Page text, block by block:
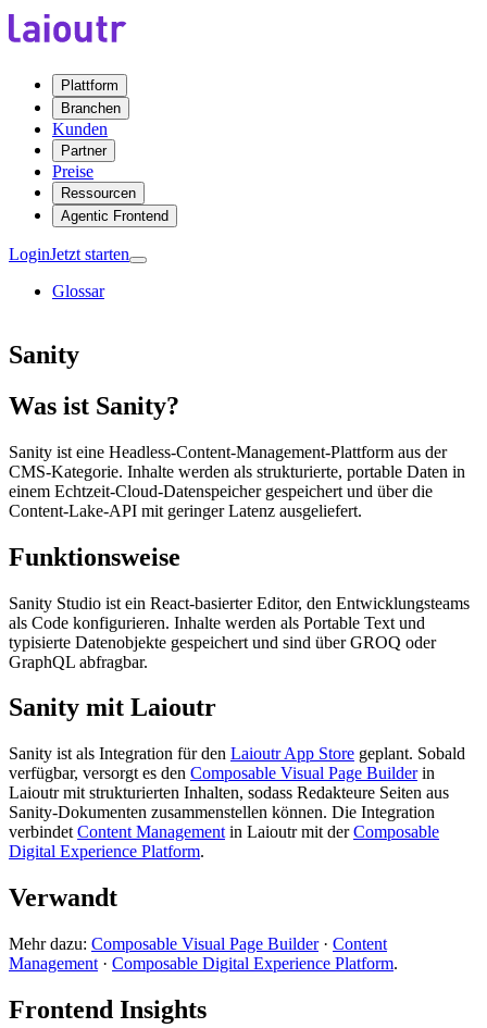
Plattform
Branchen
Kunden
Partner
Preise
Ressourcen
Agentic Frontend
LoginJetzt starten
Glossar
Sanity
Was ist Sanity?
Sanity ist eine Headless-Content-Management-Plattform aus der
CMS-Kategorie. Inhalte werden als strukturierte, portable Daten in
einem Echtzeit-Cloud-Datenspeicher gespeichert und über die
Content-Lake-API mit geringer Latenz ausgeliefert.
Funktionsweise
Sanity Studio ist ein React-basierter Editor, den Entwicklungsteams
als Code konfigurieren. Inhalte werden als Portable Text und
typisierte Datenobjekte gespeichert und sind über GROQ oder
GraphQL abfragbar.
Sanity mit Laioutr
Sanity ist als Integration für den Laioutr App Store geplant. Sobald
verfügbar, versorgt es den Composable Visual Page Builderin
Laioutr mit strukturierten Inhalten, sodass Redakteure Seiten aus
Sanity-Dokumenten zusammenstellen können. Die Integration
verbindet Content Management in Laioutr mit derComposable
Digital Experience Platform.
Verwandt
Mehr dazu: Composable Visual Page Builder· Content
Management · Composable Digital Experience Platform.
Frontend Insights